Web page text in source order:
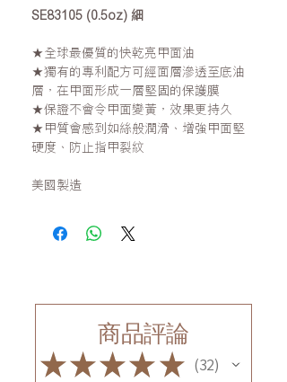
SE83105 (0.5oz) 細
★全球最優質的快乾亮甲面油
★獨有的專利配方可經面層滲透至底油
層，在甲面形成一層堅固的保護膜
★保證不會令甲面變黃，效果更持久
★甲質會感到如絲般潤滑、增強甲面堅
硬度、防止指甲裂紋
美國製造
商品評論
★★★★★ 32
32